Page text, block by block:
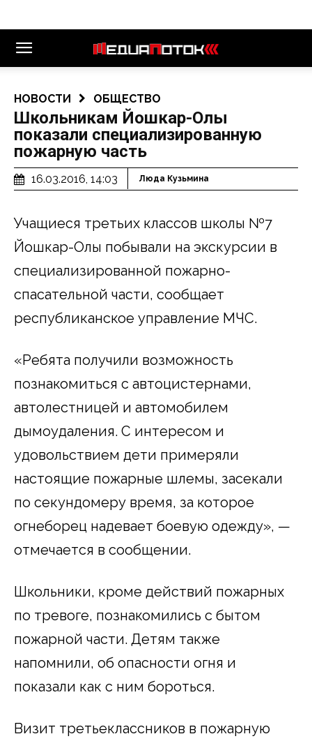
НОВОСТИ ОБЩЕСТВО
Школьникам Йошкар-Олы
показали специализированную
пожарную часть
16.03.2016, 14:03 Люда Кузьмина
Учащиеся третьих классов школы №7
Йошкар-Олы побывали на экскурсии в
специализированной пожарно-
спасательной части, сообщает
республиканское управление МЧС.
«Ребята получили возможность
познакомиться с автоцистернами,
автолестницей и автомобилем
дымоудаления. С интересом и
удовольствием дети примеряли
настоящие пожарные шлемы, засекали
по секундомеру время, за которое
огнеборец надевает боевую одежду», —
отмечается в сообщении.
Школьники, кроме действий пожарных
по тревоге, познакомились с бытом
пожарной части. Детям также
напомнили, об опасности огня и
показали как с ним бороться.
Визит третьеклассников в пожарную